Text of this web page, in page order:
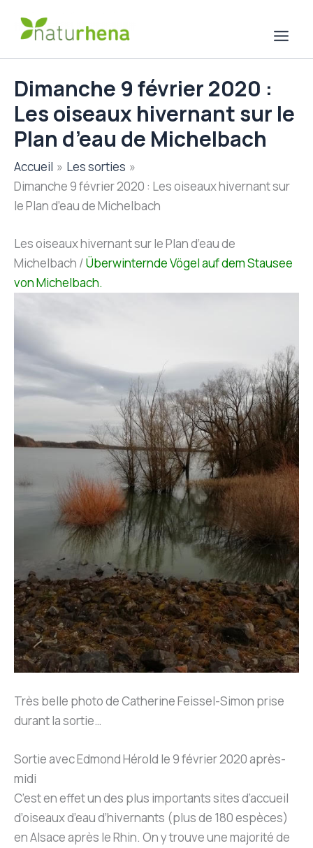
Dimanche 9 février 2020 :
Les oiseaux hivernant sur le
Plan d’eau de Michelbach
Accueil
Les sorties
Dimanche 9 février 2020 : Les oiseaux hivernant sur
le Plan d’eau de Michelbach
Les oiseaux hivernant sur le Plan d’eau de
Michelbach /Überwinternde Vögel auf dem Stausee
von Michelbach.
Très belle photo de Catherine Feissel-Simon prise
durant la sortie…
Sortie avec Edmond Hérold le 9 février 2020 après-
midi
C’est en effet un des plus importants sites d’accueil
d’oiseaux d’eau d’hivernants (plus de 180 espèces)
en Alsace après le Rhin. On y trouve une majorité de